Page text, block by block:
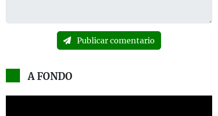
Publicar comentario
A FONDO